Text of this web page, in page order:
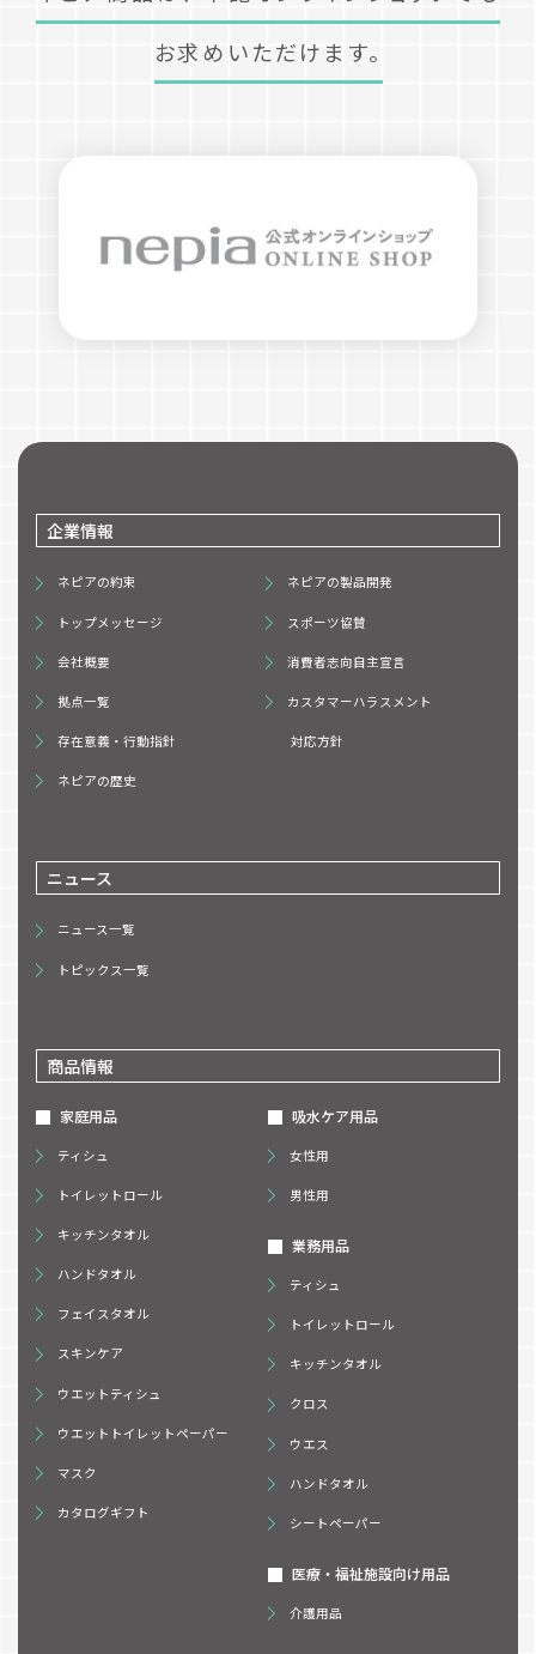
お求めいただけます。
企業情報
ネピアの約束
トップメッセージ
会社概要
拠点一覧
存在意義・行動指針
ネピアの歴史
ネピアの製品開発
スポーツ協賛
消費者志向自主宣言
カスタマーハラスメント
対応方針
ニュース
ニュース一覧
トピックス一覧
商品情報
家庭用品
ティシュ
トイレットロール
キッチンタオル
ハンドタオル
フェイスタオル
スキンケア
ウエットティシュ
ウエットトイレットペーパー
マスク
カタログギフト
吸水ケア用品
女性用
男性用
業務用品
ティシュ
トイレットロール
キッチンタオル
クロス
ウエス
ハンドタオル
シートペーパー
医療・福祉施設向け用品
介護用品